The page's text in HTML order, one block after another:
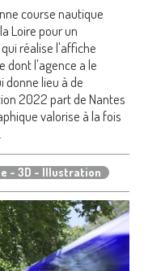
course nautique
Loire pour un
réalise l'affiche
dont l'agence a le
donne lieu à de
2022 part de Nantes
valorise à la fois
- 3D - Illustration